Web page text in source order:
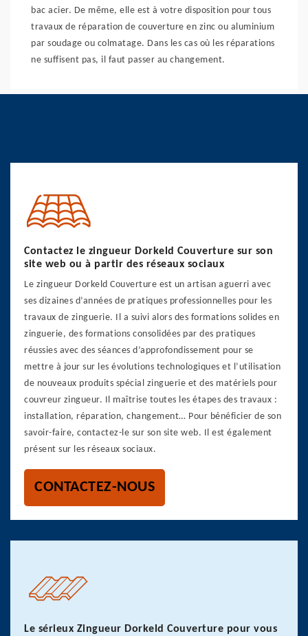
bac acier. De même, elle est à votre disposition pour tous
travaux de réparation de couverture en zinc ou aluminium
par soudage ou colmatage. Dans les cas où les réparations
ne suffisent pas, il faut passer au changement.
Contactez le zingueur Dorkeld Couverture sur son
site web ou à partir des réseaux sociaux
Le zingueur Dorkeld Couverture est un artisan aguerri avec
ses dizaines d’années de pratiques professionnelles pour les
travaux de zinguerie. Il a suivi alors des formations solides en
zinguerie, des formations consolidées par des pratiques
réussies avec des séances d’approfondissement pour se
mettre à jour sur les évolutions technologiques et l’utilisation
de nouveaux produits spécial zinguerie et des matériels pour
couvreur zingueur. Il maîtrise toutes les étapes des travaux :
installation, réparation, changement… Pour bénéficier de son
savoir-faire, contactez-le sur son site web. Il est également
présent sur les réseaux sociaux.
CONTACTEZ-NOUS
Le sérieux Zingueur Dorkeld Couverture pour vous